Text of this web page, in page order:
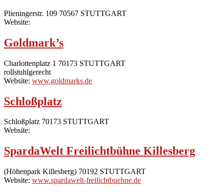
Plieningerstr. 109 70567 STUTTGART
Website:
Goldmark’s
Charlottenplatz 1 70173 STUTTGART
rollstuhlgerecht
Website: www.goldmarks.de
Schloßplatz
Schloßplatz 70173 STUTTGART
Website:
SpardaWelt Freilichtbühne Killesberg
(Höhenpark Killesberg) 70192 STUTTGART
Website: www.spardawelt-freilichtbuehne.de